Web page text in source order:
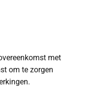
met
om te zorgen